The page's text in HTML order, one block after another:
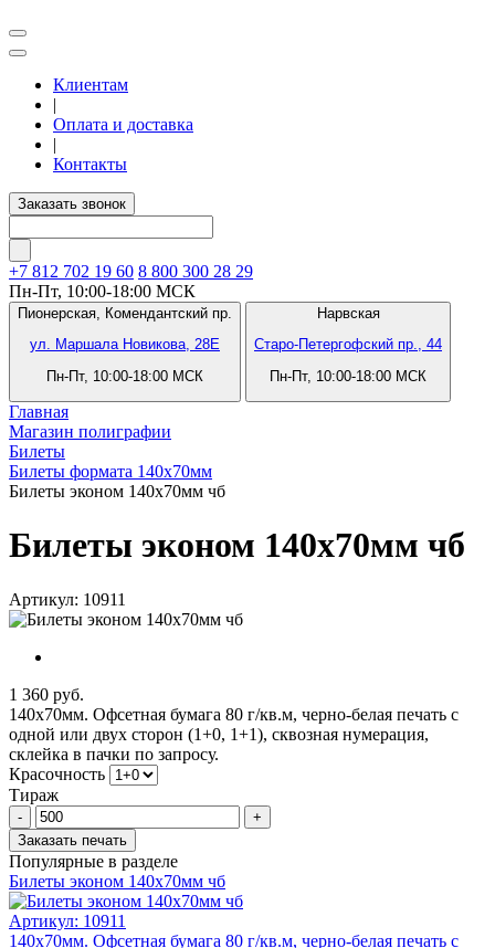
Клиентам
|
Оплата и доставка
|
Контакты
Заказать звонок
+7 812 702 19 60 8 800 300 28 29
Пн-Пт, 10:00-18:00 МСК
Пионерская, Комендантский пр.
ул. Маршала Новикова, 28Е
Пн-Пт, 10:00-18:00 МСК
Нарвская
Старо-Петергофский пр., 44
Пн-Пт, 10:00-18:00 МСК
Главная
Магазин полиграфии
Билеты
Билеты формата 140x70мм
Билеты эконом 140x70мм чб
Билеты эконом 140x70мм чб
Артикул: 10911
1 360 руб.
140x70мм. Офсетная бумага 80 г/кв.м, черно-белая печать с
одной или двух сторон (1+0, 1+1), сквозная нумерация,
склейка в пачки по запросу.
Красочность
Тираж
-
+
Заказать печать
Популярные в разделе
Билеты эконом 140x70мм чб
Артикул: 10911
140x70мм. Офсетная бумага 80 г/кв.м, черно-белая печать с